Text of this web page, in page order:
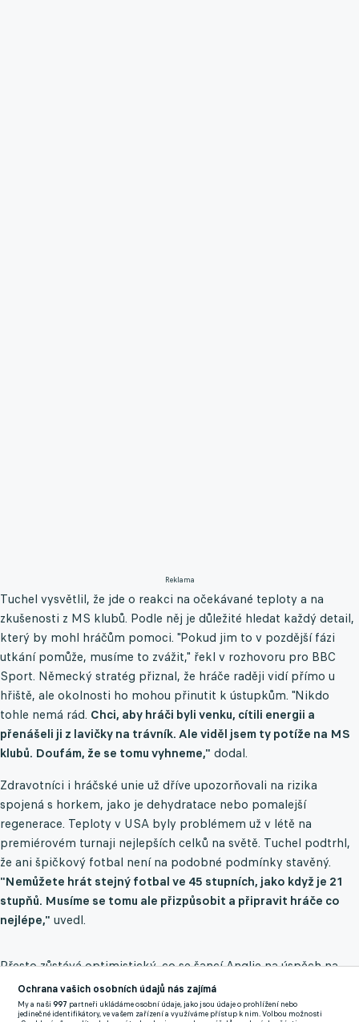
Reklama
Tuchel vysvětlil, že jde o reakci na očekávané teploty a na
zkušenosti z MS klubů. Podle něj je důležité hledat každý detail,
který by mohl hráčům pomoci. "Pokud jim to v pozdější fázi
utkání pomůže, musíme to zvážit," řekl v rozhovoru pro BBC
Sport. Německý stratég přiznal, že hráče raději vidí přímo u
hřiště, ale okolnosti ho mohou přinutit k ústupkům. "Nikdo
tohle nemá rád. Chci, aby hráči byli venku, cítili energii a
přenášeli ji z lavičky na trávník. Ale viděl jsem ty potíže na MS
klubů. Doufám, že se tomu vyhneme," dodal.
Zdravotníci i hráčské unie už dříve upozorňovali na rizika
spojená s horkem, jako je dehydratace nebo pomalejší
regenerace. Teploty v USA byly problémem už v létě na
premiérovém turnaji nejlepších celků na světě. Tuchel podtrhl,
že ani špičkový fotbal není na podobné podmínky stavěný.
"Nemůžete hrát stejný fotbal ve 45 stupních, jako když je 21
stupňů. Musíme se tomu ale přizpůsobit a připravit hráče co
nejlépe," uvedl.
Přesto zůstává optimistický, co se šancí Anglie na úspěch na
MS v Kanadě, USA a Mexiku týče. Podle něj mužstvo z
Britských ostrovů zraje a jeho víra narůstá. Angličané nemají
Ochrana vašich osobních údajů nás zajímá
My a naši997 partneři ukládáme osobní údaje, jako jsou údaje o prohlížení nebo
jedinečné identifikátory, ve vašem zařízení a využíváme přístup k nim. Volbou možnosti